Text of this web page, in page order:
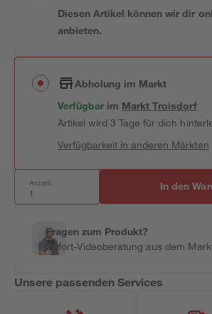
Diesen Artikel können wir dir
anbieten.
Abholung im Markt
Verfügbar im MarktTroisdorf
Artikel wird 3 Tage für dich
Verfügbarkeit in anderen Märkten
Anzahl: In den
Fragen zum Produkt?
Sofort-Videoberatung aus dem
Unsere passenden Services